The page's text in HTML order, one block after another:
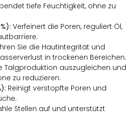
tiefe Feuchtigkeit, ohne zu
Verfeinert die Poren, reguliert Öl,
Sie die Hautintegrität und
in trockenen Bereichen.
Talgproduktion auszugleichen und
zu reduzieren.
Reinigt verstopfte Poren und
Stellen auf und unterstützt